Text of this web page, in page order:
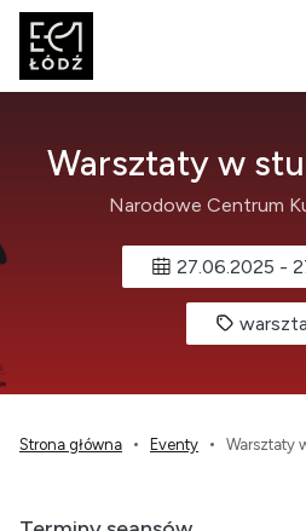
Warsztaty w
Narodowe Centrum
27.06.2025 -
Strona główna Eventy Warsztaty